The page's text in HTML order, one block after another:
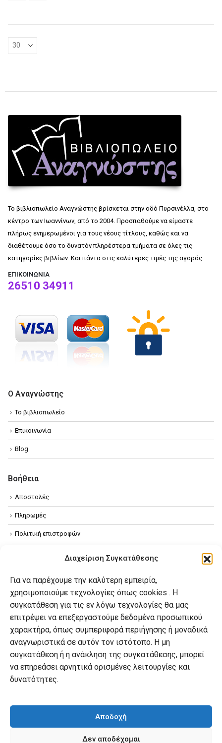
Διαχείριση Συγκατάθεσης
Για να παρέχουμε την καλύτερη εμπειρία,
χρησιμοποιούμε τεχνολογίες όπως cookies . Η
συγκατάθεση για τις εν λόγω τεχνολογίες θα μας
επιτρέψει να επεξεργαστούμε δεδομένα προσωπικού
χαρακτήρα, όπως συμπεριφορά περιήγησης ή μοναδικά
αναγνωριστικά σε αυτόν τον ιστότοπο. Η μη
συγκατάθεση ή η ανάκληση της συγκατάθεσης, μπορεί
να επηρεάσει αρνητικά ορισμένες λειτουργίες και
δυνατότητες.
Αποδοχή
Δεν αποδέχομαι
Το βιβλιοπωλείο Αναγνώστης βρίσκεται στην οδό Πυρσινέλλα, στο
κέντρο των Ιωαννίνων, από το 2004. Προσπαθούμε να είμαστε
πλήρως ενημερωμένοι για τους νέους τίτλους, καθώς και να
διαθέτουμε όσο το δυνατόν πληρέστερα τμήματα σε όλες τις
κατηγορίες βιβλίων. Και πάντα στις καλύτερες τιμές της αγοράς.
ΕΠΙΚΟΙΝΩΝΊΑ
26510 34911
Ο Αναγνώστης
Το βιβλιοπωλείο
Επικοινωνία
Blog
Βοήθεια
Αποστολές
Πληρωμές
Πολιτική επιστροφών
Πολιτική Cookies
Ο λογαριασμός μου
Ο λογαριασμός μου
Οι παραγγελίες μου
Λίστα επιθυμιών